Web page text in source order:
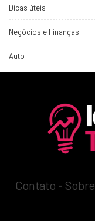
Dicas úteis
Negócios e Finanças
Auto
Contato - Sobre